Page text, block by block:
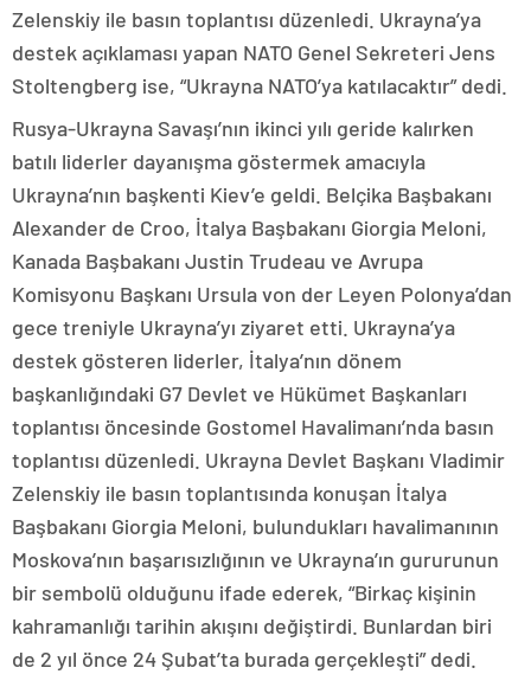
Zelenskiy ile basın toplantısı düzenledi. Ukrayna’ya
destek açıklaması yapan NATO Genel Sekreteri Jens
Stoltengberg ise, “Ukrayna NATO’ya katılacaktır” dedi.
Rusya-Ukrayna Savaşı’nın ikinci yılı geride kalırken
batılı liderler dayanışma göstermek amacıyla
Ukrayna’nın başkenti Kiev’e geldi. Belçika Başbakanı
Alexander de Croo, İtalya Başbakanı Giorgia Meloni,
Kanada Başbakanı Justin Trudeau ve Avrupa
Komisyonu Başkanı Ursula von der Leyen Polonya’dan
gece treniyle Ukrayna’yı ziyaret etti. Ukrayna’ya
destek gösteren liderler, İtalya’nın dönem
başkanlığındaki G7 Devlet ve Hükümet Başkanları
toplantısı öncesinde Gostomel Havalimanı’nda basın
toplantısı düzenledi. Ukrayna Devlet Başkanı Vladimir
Zelenskiy ile basın toplantısında konuşan İtalya
Başbakanı Giorgia Meloni, bulundukları havalimanının
Moskova’nın başarısızlığının ve Ukrayna’ın gururunun
bir sembolü olduğunu ifade ederek, “Birkaç kişinin
kahramanlığı tarihin akışını değiştirdi. Bunlardan biri
de 2 yıl önce 24 Şubat’ta burada gerçekleşti” dedi.